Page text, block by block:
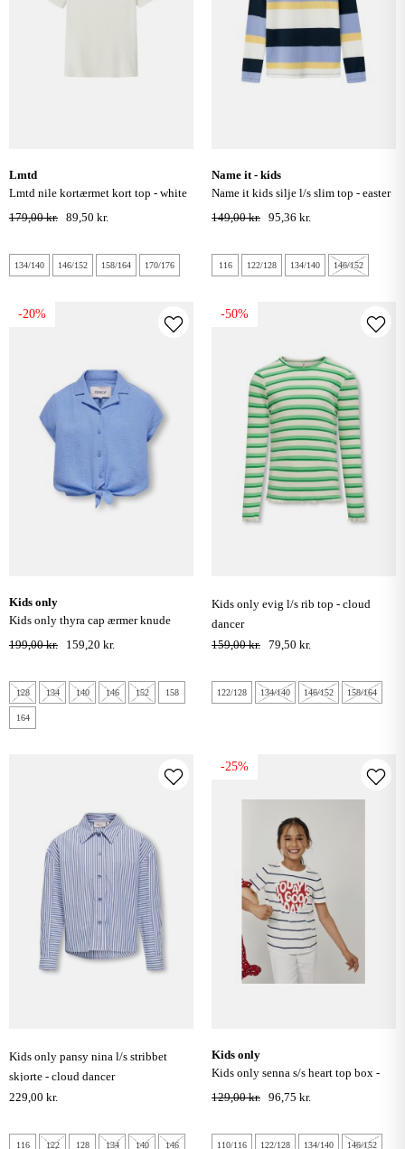
lmtd
lmtd nile kortærmet kort top - white
alyssum
179,00 kr. 89,50 kr.
134/140 146/152 158/164 170/176
name it - kids
name it kids silje l/s slim top - easter
egg
149,00 kr. 95,36 kr.
116 122/128 134/140 146/152
-20%
kids only
kids only thyra cap ærmer knude
skjorte - blissful blue
199,00 kr. 159,20 kr.
128 134 140 146 152 158
164
-50%
kids only evig l/s rib top - cloud
dancer
159,00 kr. 79,50 kr.
122/128 134/140 146/152 158/164
kids only pansy nina l/s stribbet
skjorte - cloud dancer
229,00 kr.
116 122 128 134 140 146
-25%
kids only
kids only senna s/s heart top box -
cloud dancer
129,00 kr. 96,75 kr.
110/116 122/128 134/140 146/152